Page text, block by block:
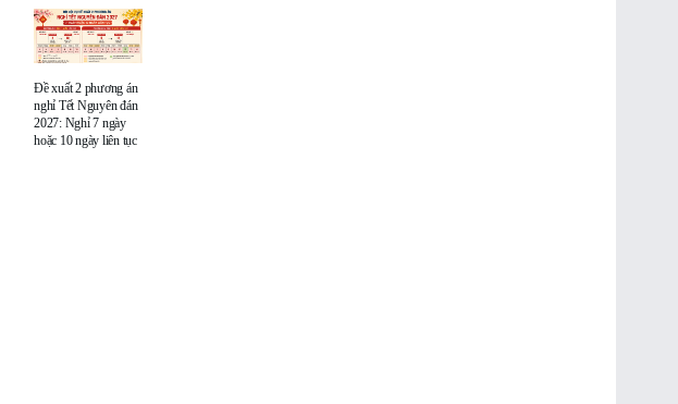
Đề xuất 2 phương án
nghỉ Tết Nguyên đán
2027: Nghỉ 7 ngày
hoặc 10 ngày liên tục